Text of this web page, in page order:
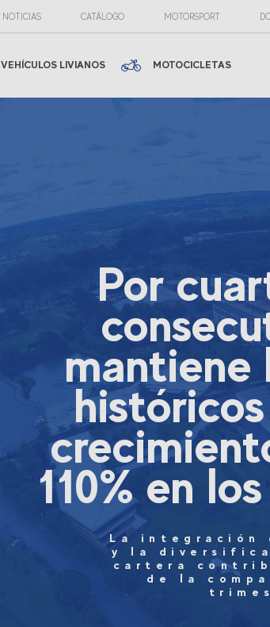
NOTICIAS CATÁLOGO MOTORSPORT
VEHÍCULOS LIVIANOS MOTOCICLETAS
Por
mantiene
110% en
La integración
y la
cartera
de la